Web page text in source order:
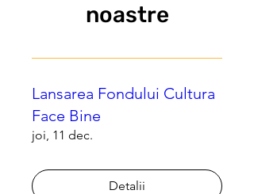
noastre
Lansarea Fondului Cultura
Face Bine
joi, 11 dec.
Detalii